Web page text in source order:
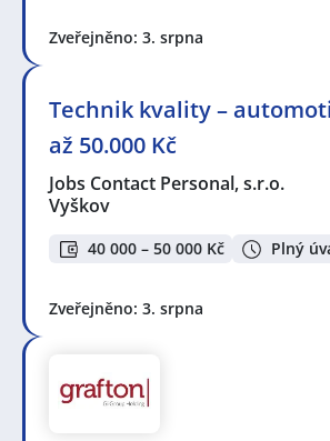
Zveřejněno: 3. srpna
Technik kvality –
až 50.000 Kč
Jobs Contact Personal, s.r.o.
Vyškov
40 000 – 50 000 Kč Plný
Zveřejněno: 3. srpna